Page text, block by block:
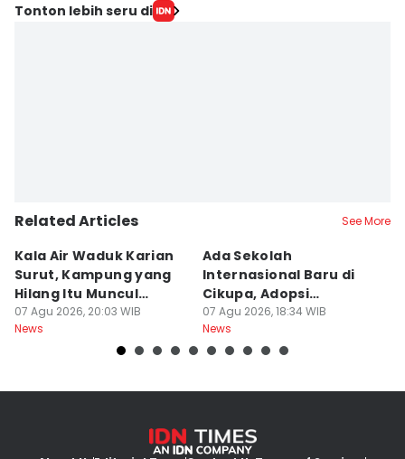
Tonton lebih seru di
Related Articles See More
Kala Air Waduk Karian
Surut, Kampung yang
Hilang Itu Muncul
Kembali
07 Agu 2026, 20:03 WIB
News
Ada Sekolah
Internasional Baru di
Cikupa, Adopsi
Kurikulum Singapura
07 Agu 2026, 18:34 WIB
News